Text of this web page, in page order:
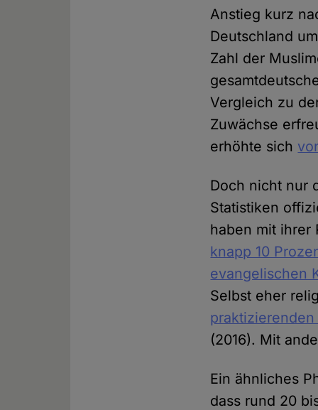
Anstieg kurz
Deutschland
Zahl der
Vergleich zu
Zuwächse
erhöhte sich
Doch nicht nur
Statistiken
haben mit ihrer
knapp 10
evangelischen
Selbst eher
(2016). Mit
Ein ähnliches
dass rund 20